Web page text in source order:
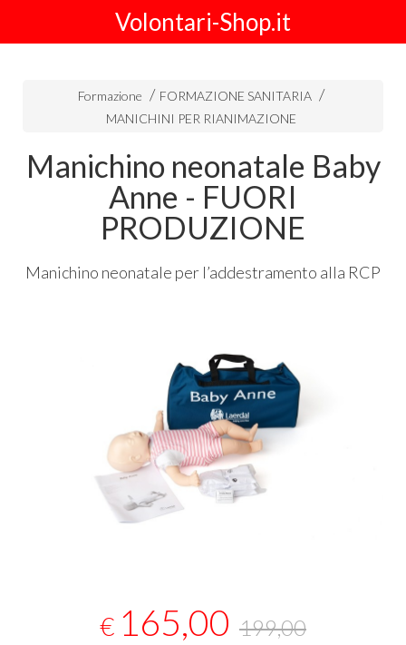
Volontari-Shop.it
Formazione
FORMAZIONE SANITARIA
MANICHINI PER RIANIMAZIONE
Manichino neonatale Baby
Anne - FUORI
PRODUZIONE
Manichino neonatale per l’addestramento alla RCP
€ 165,00 199,00